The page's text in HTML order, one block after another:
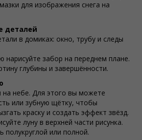
для изображения снега на
деталей
в домиках: окно, трубу и следы
нарисуйте забор на переднем плане.
глубины и завершённости.
на небе. Для этого вы можете
или зубную щётку, чтобы
краску и создать эффект звёзд.
луну в верхней части рисунка.
полукруглой или полной.